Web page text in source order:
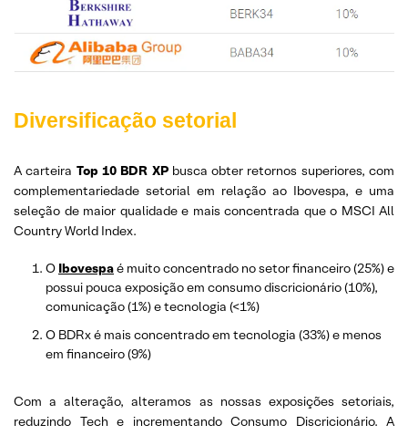
Diversificação setorial
A carteira Top 10 BDR XPbusca obter retornos superiores, com
complementariedade setorial em relação ao Ibovespa, e uma
seleção de maior qualidade e mais concentrada que o MSCI All
Country World Index.
O Ibovespaé muito concentrado no setor financeiro (25%) e
possui pouca exposição em consumo discricionário (10%),
comunicação (1%) e tecnologia (<1%)
O BDRx é mais concentrado em tecnologia (33%) e menos
em financeiro (9%)
Com a alteração, alteramos as nossas exposições setoriais,
reduzindo Tech e incrementando Consumo Discricionário. A